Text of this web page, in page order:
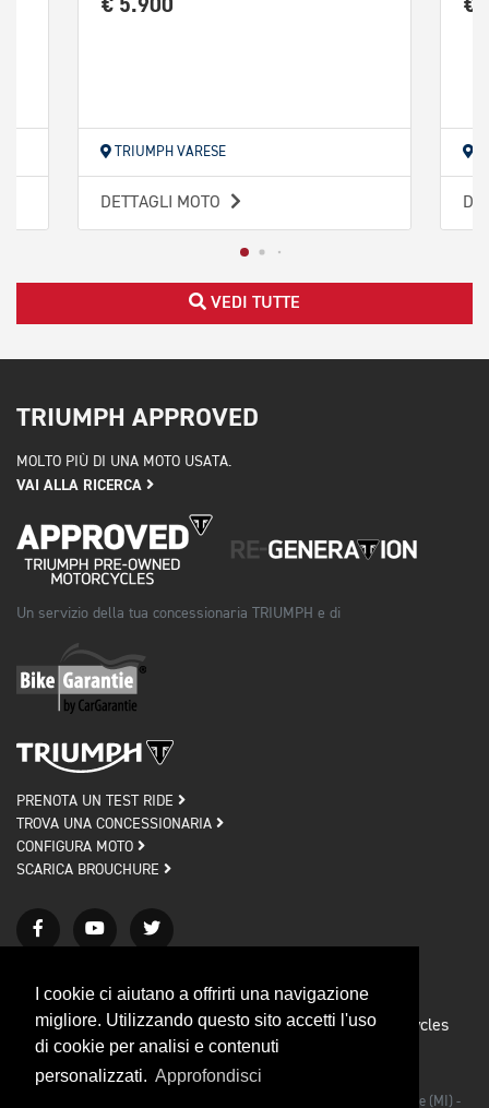
I cookie ci aiutano a offrirti una navigazione
migliore. Utilizzando questo sito accetti l'uso
di cookie per analisi e contenuti
personalizzati. Approfondisci
TRIUMPH VARESE
DETTAGLI MOTO
VEDI TUTTE
TRIUMPH APPROVED
MOLTO PIÙ DI UNA MOTO USATA.
VAI ALLA RICERCA
Un servizio della tua concessionaria TRIUMPH e di
PRENOTA UN TEST RIDE
TROVA UNA CONCESSIONARIA
CONFIGURA MOTO
SCARICA BROUCHURE
Privacy policy Cookie policy
© 2026 Triumph Motorcycles
Credits
Triumph Motorcycles Srl - Via Rodolfo Morandi, 27/bis 20090 Segrate (MI) -